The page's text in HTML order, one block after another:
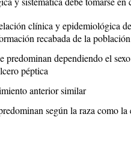
clínica y epidemiológica
recabada de la población
predominan dependiendo el
péptica
anterior similar
según la raza como